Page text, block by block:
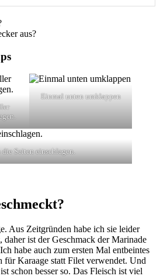
aus?
Einmal unten umklappen
die Seiten einschlagen.
Aus Zeitgründen habe ich sie leider
ist der Geschmack der Marinade
habe auch zum ersten Mal entbeintes
für Karaage statt Filet verwendet. Und
schon besser so. Das Fleisch ist viel